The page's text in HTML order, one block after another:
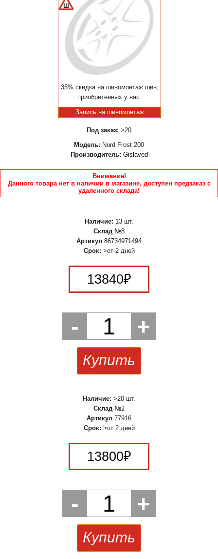
35% скидка на шиномонтаж шин,
приобретенных у нас.
Запись на шиномонтаж
Под заказ: >20
Модель: Nord Frost 200
Производитель: Gislaved
Внимание!
Данного товара нет в наличии в магазине, доступен предзаказ с
удаленного склада!
Наличие: 13 шт.
Склад №8
Артикул 86734971494
Срок: >от 2 дней
13840₽
- 1 +
Купить
Наличие: >20 шт.
Склад №2
Артикул 77916
Срок: >от 2 дней
13800₽
- 1 +
Купить